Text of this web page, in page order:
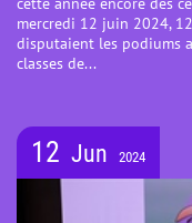
mercredi 12 juin 2024,
disputaient les podiums
classes de...
12 Jun 2024